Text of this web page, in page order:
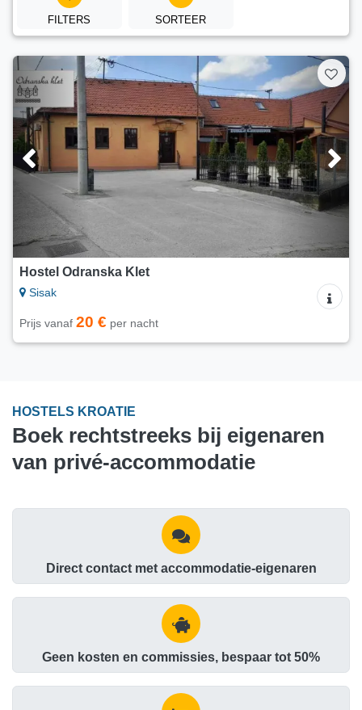
FILTERS SORTEER
Hostel Odranska Klet
Sisak
Prijs vanaf 20 € per nacht
HOSTELS KROATIE
Boek rechtstreeks bij eigenaren
van privé-accommodatie
Direct contact met accommodatie-eigenaren
Geen kosten en commissies, bespaar tot 50%